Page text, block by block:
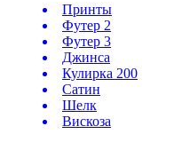
Принты
Футер 2
Футер 3
Джинса
Кулирка 200
Сатин
Шелк
Вискоза